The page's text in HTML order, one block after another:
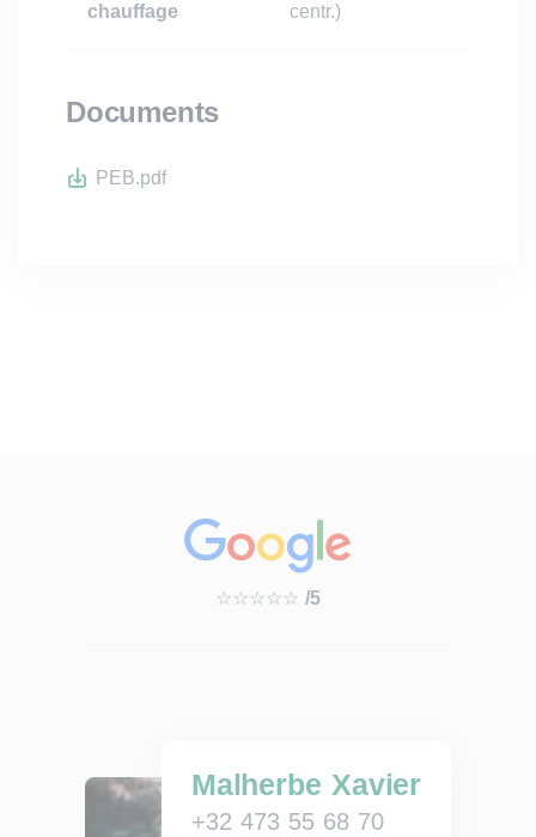
chauffage
centr.)
Documents
PEB.pdf
☆☆☆☆☆ /5
Malherbe Xavier
+32 473 55 68 70